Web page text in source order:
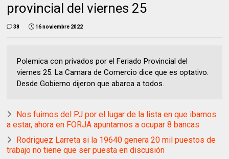
provincial del viernes 25
38 16 noviembre 2022
Polemica con privados por el Feriado Provincial del
viernes 25. La Camara de Comercio dice que es optativo.
Desde Gobierno dijeron que abarca a todos.
Nos fuimos del PJ por el lugar de la lista en que ibamos
a estar, ahora en FORJA apuntamos a ocupar 8 bancas
Rodriguez Larreta si la 19640 genera 20 mil puestos de
trabajo no tiene que ser puesta en discusión